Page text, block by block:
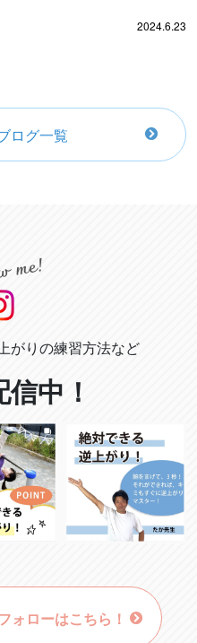
2024.6.23
ログ一覧
がりの練習方法など
中！
ォローはこちら！